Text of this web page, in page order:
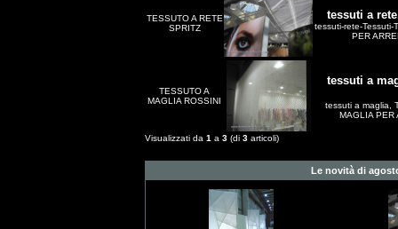
TESSUTO A RETE
SPRITZ
tessuti a
tessuti-rete-Tessuti-
PER
TESSUTO A
MAGLIA ROSSINI
tessuti a
tessuti a maglia,
MAGLIA
Visualizzati da 1 a 3 (di 3 articoli)
Le novità di